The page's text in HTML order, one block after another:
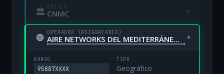
🏛 ORIGEN
CNMC ▾
🟢 OPERADOR (ASIGNATARIO)
AIRE NETWORKS DEL MEDITERRÁNEO, S.L. UNIPERSONAL ▾
RANGO
95887XXXX
TIPO
Geográfico